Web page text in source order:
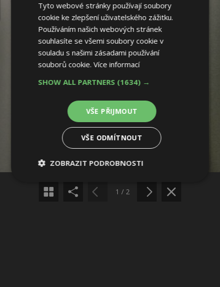
Sdílet na Facebooku
1 / 2
Tyto webové stránky používají soubory
cookie ke zlepšení uživatelského zážitku.
Používáním našich webových stránek
souhlasíte se všemi soubory cookie v
souladu s našimi zásadami používání
souborů cookie.Více informací
SHOW ALL PARTNERS (1634) →
VŠE PŘIJMOUT
VŠE ODMÍTNOUT
ZOBRAZIT PODROBNOSTI
nutné
soubory
soubory
cílení